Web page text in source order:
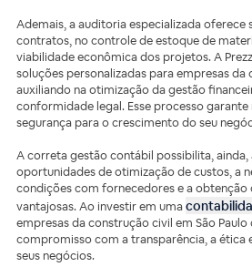
Ademais, a auditoria especializada oferece
contratos, no controle de estoque de
viabilidade econômica dos projetos. A
soluções personalizadas para empresas da
auxiliando na otimização da gestão
conformidade legal. Esse processo
segurança para o crescimento do seu
A correta gestão contábil possibilita,
oportunidades de otimização de custos, a
condições com fornecedores e a obtenção
vantajosas. Ao investir em uma
empresas da construção civil em São
compromisso com a transparência, a ética
seus negócios.